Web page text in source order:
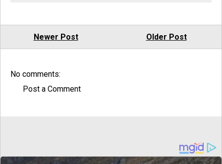
Newer Post Older Post
No comments:
Post a Comment